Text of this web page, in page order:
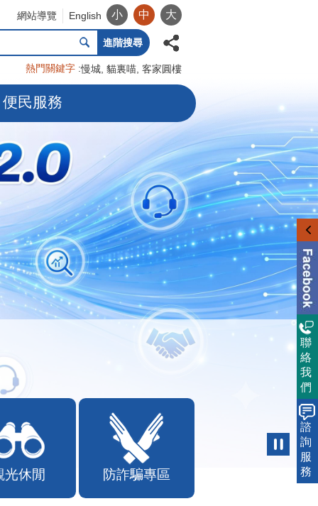
網站導覽 English 小 中 大
進階搜尋
熱門關鍵字 慢城 貓裏喵 客家圓樓
便民服務
光休閒 防詐騙專區
聯
絡
我
們
諮
詢
服
務